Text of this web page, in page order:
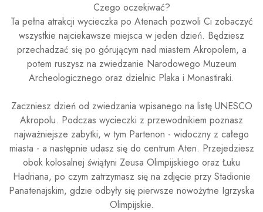
Czego oczekiwać?
Ta pełna atrakcji wycieczka po Atenach pozwoli Ci zobaczyć
wszystkie najciekawsze miejsca w jeden dzień. Będziesz
przechadzać się po górującym nad miastem Akropolem, a
potem ruszysz na zwiedzanie Narodowego Muzeum
Archeologicznego oraz dzielnic Plaka i Monastiraki.
Zaczniesz dzień od zwiedzania wpisanego na listę UNESCO
Akropolu. Podczas wycieczki z przewodnikiem poznasz
najważniejsze zabytki, w tym Partenon - widoczny z całego
miasta - a następnie udasz się do centrum Aten. Przejedziesz
obok kolosalnej świątyni Zeusa Olimpijskiego oraz Łuku
Hadriana, po czym zatrzymasz się na zdjęcie przy Stadionie
Panatenajskim, gdzie odbyły się pierwsze nowożytne Igrzyska
Olimpijskie.